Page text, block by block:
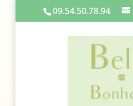
09.54.50.78.94